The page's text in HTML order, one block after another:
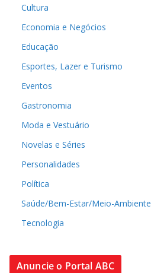
Cultura
Economia e Negócios
Educação
Esportes, Lazer e Turismo
Eventos
Gastronomia
Moda e Vestuário
Novelas e Séries
Personalidades
Política
Saúde/Bem-Estar/Meio-Ambiente
Tecnologia
Anuncie o Portal ABC